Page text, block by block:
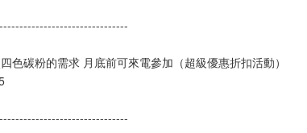
色碳粉的需求 月底前可來電參加（超級優惠折扣活動）